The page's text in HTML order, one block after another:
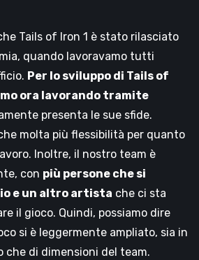
Tails of Iron 1 è stato rilasciato
quando lavoravamo tutti
Per lo sviluppo di Tails of
ora lavorando tramite
presenta le sue sfide.
molta più flessibilità per quanto
Inoltre, il nostro team è
con più persone che si
e un altro artista che ci sta
il gioco. Quindi, possiamo dire
si è leggermente ampliato, sia in
di dimensioni del team.